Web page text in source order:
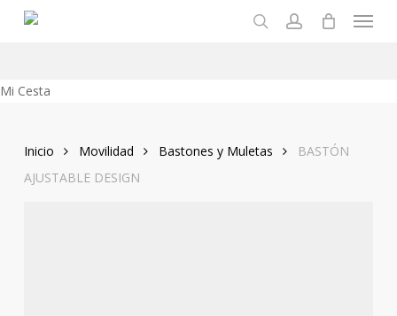
Menu
Mi Cesta
Inicio Movilidad Bastones y Muletas
BASTÓN
AJUSTABLE DESIGN